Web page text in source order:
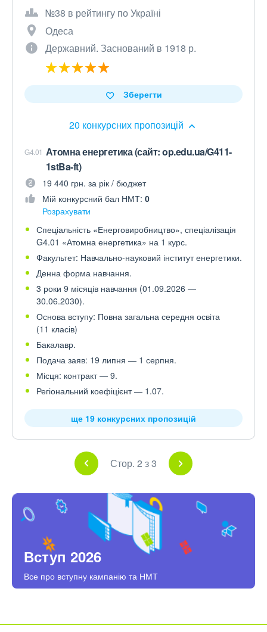
№38 в рейтингу по Україні
Одеса
Державний. Заснований в 1918 р.
20 конкурсних пропозицій
Зберегти
G4.01 Атомна енергетика (сайт: op.edu.ua/G411-
1stBa-ft)
19 440 грн. за рік / бюджет
Мій конкурсний бал НМТ: 0
Розрахувати
Спеціальність «Енерговиробництво», спеціалізація
G4.01 «Атомна енергетика» на 1 курс.
Факультет: Навчально-науковий інститут енергетики.
Денна форма навчання.
3 роки 9 місяців навчання (01.09.2026 —
30.06.2030).
Основа вступу: Повна загальна середня освіта
(11 класів)
Бакалавр.
Подача заяв: 19 липня — 1 серпня.
Місця: контракт — 9.
Регіональний коефіцієнт — 1.07.
ще 19 конкурсних пропозицій
Стор. 2 з 3
Вступ 2026
Все про вступну кампанію та НМТ